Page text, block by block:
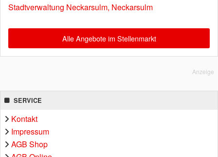
Stadtverwaltung Neckarsulm, Neckarsulm
Alle Angebote im Stellenmarkt
Anzeige
SERVICE
Kontakt
Impressum
AGB Shop